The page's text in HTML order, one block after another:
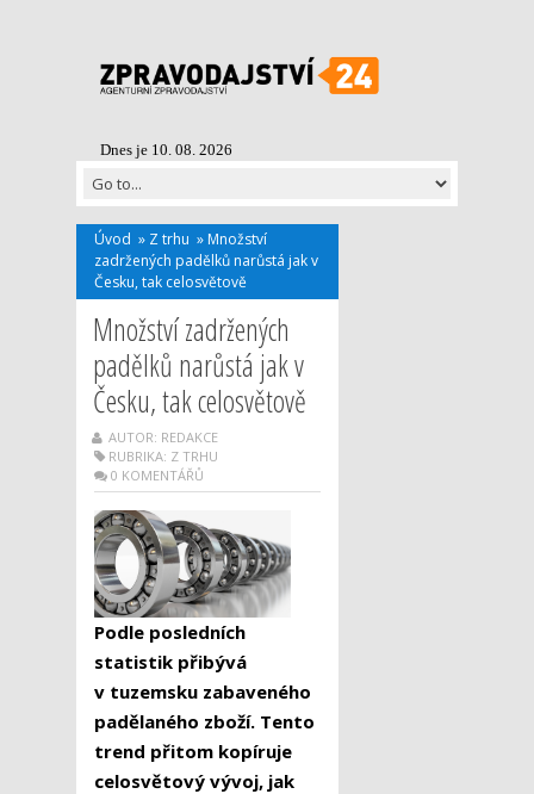
Dnes je 10. 08. 2026
Úvod » Z trhu » Množství
zadržených padělků narůstá jak v
Česku, tak celosvětově
Množství zadržených
padělků narůstá jak v
Česku, tak celosvětově
AUTOR: REDAKCE
RUBRIKA: Z TRHU
0 KOMENTÁŘŮ
Podle posledních
statistik přibývá
v tuzemsku zabaveného
padělaného zboží. Tento
trend přitom kopíruje
celosvětový vývoj, jak